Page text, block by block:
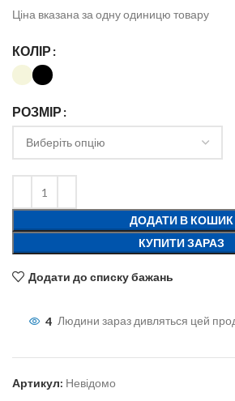
Ціна вказана за одну одиницю товару
КОЛІР
РОЗМІР
ДОДАТИ В КОШИК
КУПИТИ ЗАРАЗ
Додати до списку бажань
4 Людини зараз дивляться цей
Артикул: Невідомо